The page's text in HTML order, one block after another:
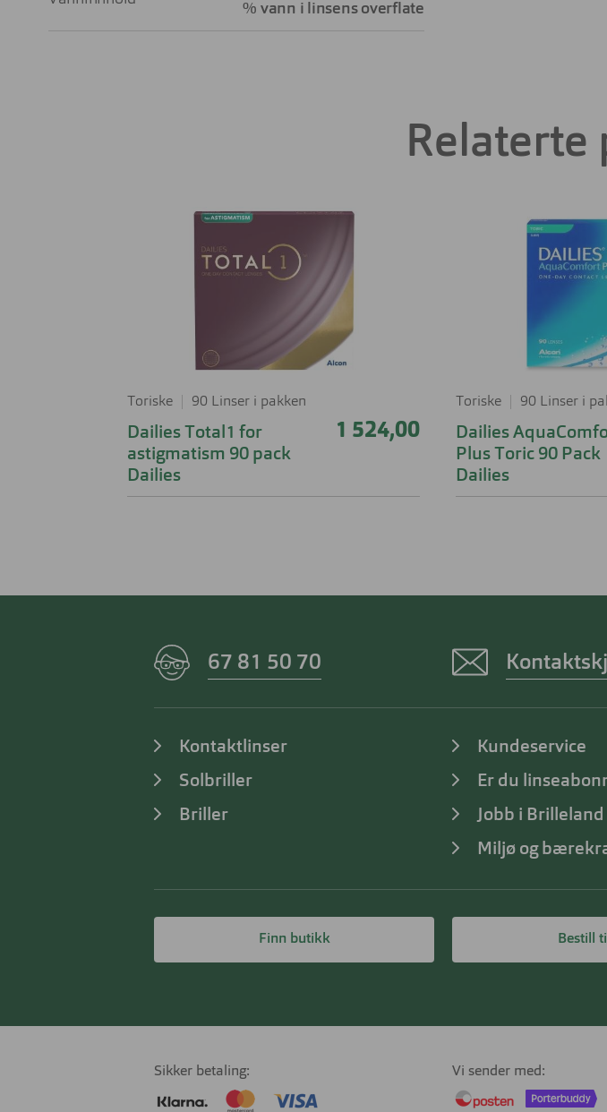
% vann i linsens overflate
Relaterte
Toriske 90 Linser i pakken
Dailies Total1 for
astigmatism 90 pack
Dailies
1 524,00
Toriske 90 Linser i
Dailies
Plus Toric 90 Pack
Dailies
67 81 50 70
Kontaktlinser
Solbriller
Briller
Kundeservice
Er du
Jobb i Brilleland
Miljø og
Finn butikk
Bestill
Sikker betaling Vi sender med